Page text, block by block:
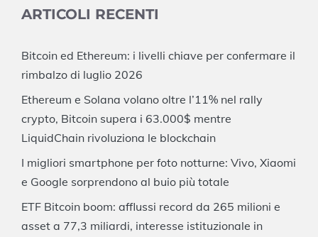
ARTICOLI RECENTI
Bitcoin ed Ethereum: i livelli chiave per confermare il
rimbalzo di luglio 2026
Ethereum e Solana volano oltre l’11% nel rally
crypto, Bitcoin supera i 63.000$ mentre
LiquidChain rivoluziona le blockchain
I migliori smartphone per foto notturne: Vivo, Xiaomi
e Google sorprendono al buio più totale
ETF Bitcoin boom: afflussi record da 265 milioni e
asset a 77,3 miliardi, interesse istituzionale in